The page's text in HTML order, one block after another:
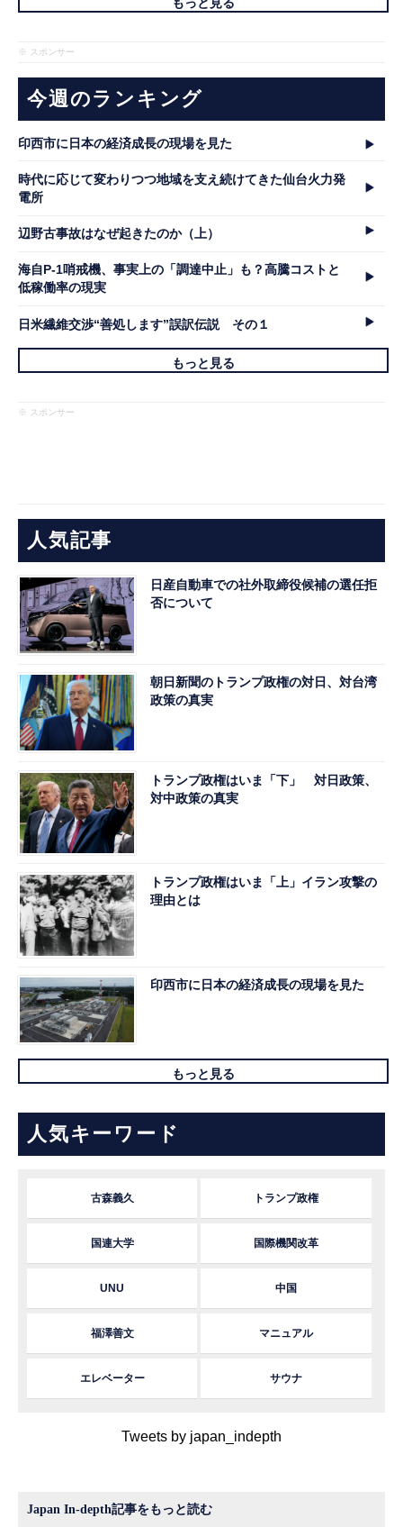
※ スポンサー
今週のランキング
印西市に日本の経済成長の現場を見た
時代に応じて変わりつつ地域を支え続けてきた仙台火力発
電所
辺野古事故はなぜ起きたのか（上）
海自P-1哨戒機、事実上の「調達中止」も？高騰コストと
低稼働率の現実
日米繊維交渉“善処します”誤訳伝説 その１
もっと見る
※ スポンサー
人気記事
日産自動車での社外取締役候補の選任拒
否について
朝日新聞のトランプ政権の対日、対台湾
政策の真実
トランプ政権はいま「下」 対日政策、
対中政策の真実
トランプ政権はいま「上」イラン攻撃の
理由とは
印西市に日本の経済成長の現場を見た
もっと見る
人気キーワード
古森義久 トランプ政権
国連大学 国際機関改革
UNU 中国
福澤善文 マニュアル
エレベーター サウナ
Tweets by japan_indepth
Japan In-depth記事をもっと読む